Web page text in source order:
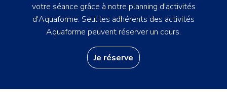
votre séance grâce à notre planning d'activités
d'Aquaforme. Seul les adhérents des activités
Aquaforme peuvent réserver un cours.
Je réserve